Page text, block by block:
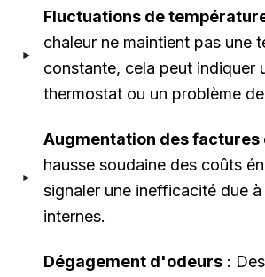
Fluctuations de
chaleur ne maintient pas une
constante, cela peut indiquer
thermostat ou un problème
Augmentation des
hausse soudaine des coûts
signaler une inefficacité due
internes.
Dégagement d'odeurs :